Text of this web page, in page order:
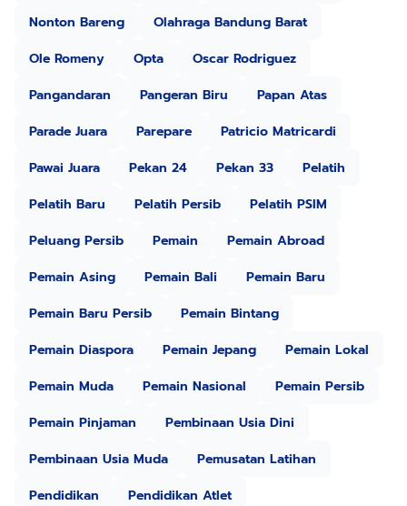
Nonton Bareng
Olahraga Bandung Barat
Ole Romeny
Opta
Oscar Rodriguez
Pangandaran
Pangeran Biru
Papan Atas
Parade Juara
Parepare
Patricio Matricardi
Pawai Juara
Pekan 24 Pekan 33
Pelatih
Pelatih Baru
Pelatih Persib
Pelatih PSIM
Peluang Persib
Pemain
Pemain Abroad
Pemain Asing
Pemain Bali
Pemain Baru
Pemain Baru Persib
Pemain Bintang
Pemain Diaspora
Pemain Jepang
Pemain Lokal
Pemain Muda
Pemain Nasional
Pemain Persib
Pemain Pinjaman
Pembinaan Usia Dini
Pembinaan Usia Muda
Pemusatan Latihan
Pendidikan
Pendidikan Atlet